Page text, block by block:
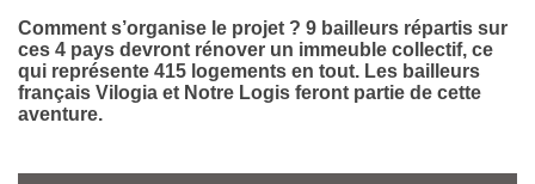
Comment s’organise le projet ? 9 bailleurs répartis sur
ces 4 pays devront rénover un immeuble collectif, ce
qui représente 415 logements en tout. Les bailleurs
français Vilogia et Notre Logis feront partie de cette
aventure.